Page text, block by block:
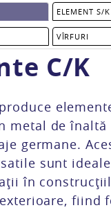
ELEMENT S/K
VÎRFURI
C/K
metal de înaltă
germane.
sunt
în
fiind